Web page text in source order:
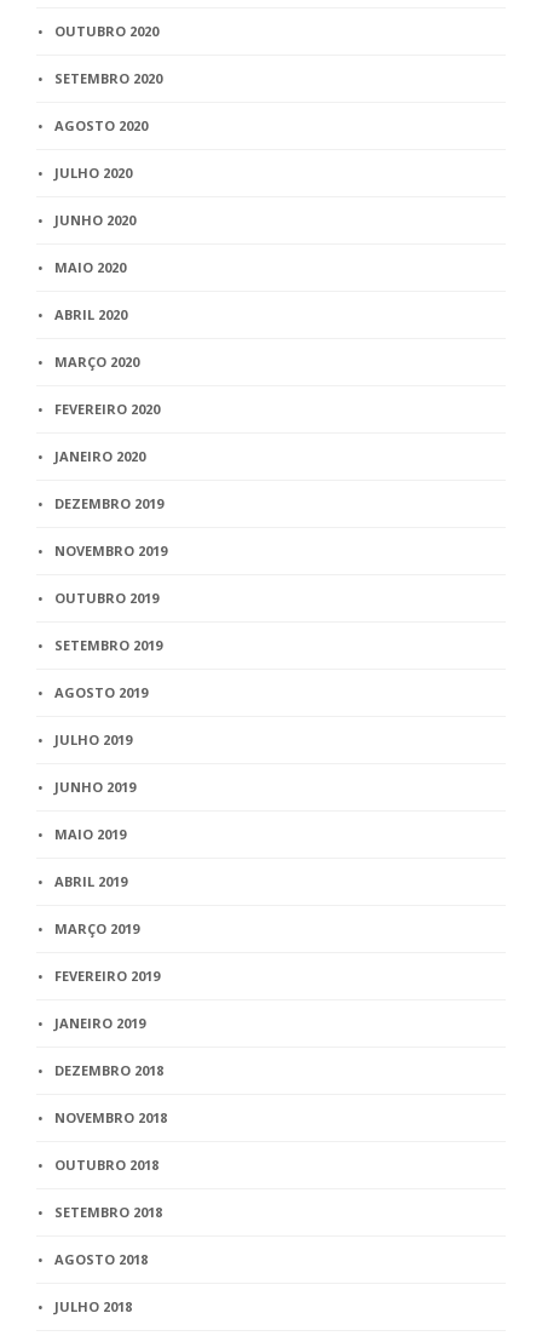
OUTUBRO 2020
SETEMBRO 2020
AGOSTO 2020
JULHO 2020
JUNHO 2020
MAIO 2020
ABRIL 2020
MARÇO 2020
FEVEREIRO 2020
JANEIRO 2020
DEZEMBRO 2019
NOVEMBRO 2019
OUTUBRO 2019
SETEMBRO 2019
AGOSTO 2019
JULHO 2019
JUNHO 2019
MAIO 2019
ABRIL 2019
MARÇO 2019
FEVEREIRO 2019
JANEIRO 2019
DEZEMBRO 2018
NOVEMBRO 2018
OUTUBRO 2018
SETEMBRO 2018
AGOSTO 2018
JULHO 2018